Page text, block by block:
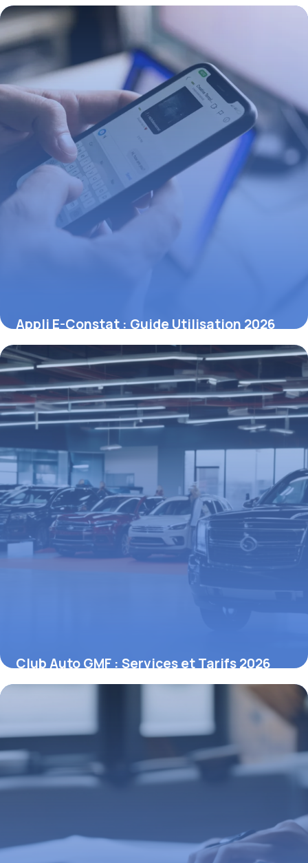
Appli E-Constat : Guide Utilisation 2026
29 mai 2026
Club Auto GMF : Services et Tarifs 2026
27 avril 2026